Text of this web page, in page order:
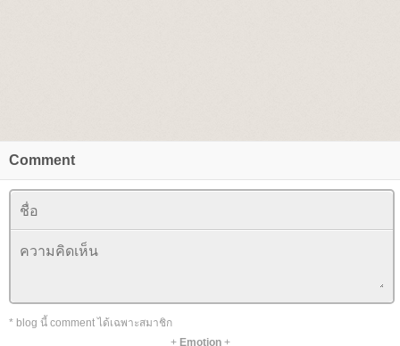
Comment
* blog นี้ comment ได้เฉพาะสมาชิก
+ Emotion+